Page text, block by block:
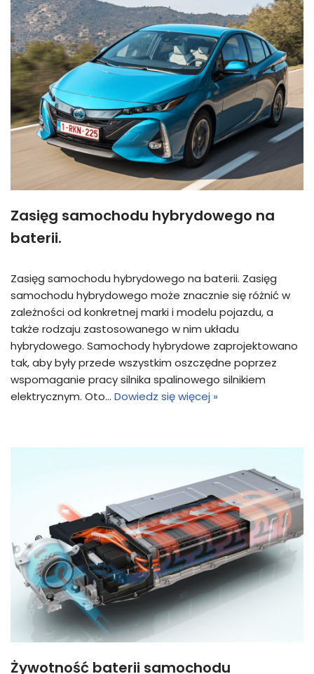
Zasięg samochodu hybrydowego na
baterii.
Zasięg samochodu hybrydowego na baterii. Zasięg
samochodu hybrydowego może znacznie się różnić w
zależności od konkretnej marki i modelu pojazdu, a
także rodzaju zastosowanego w nim układu
hybrydowego. Samochody hybrydowe zaprojektowano
tak, aby były przede wszystkim oszczędne poprzez
wspomaganie pracy silnika spalinowego silnikiem
elektrycznym. Oto… Dowiedz się więcej »
Żywotność baterii samochodu